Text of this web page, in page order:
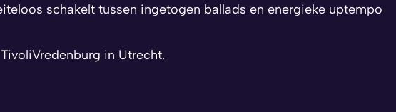
schakelt tussen ingetogen ballads en energieke uptempo
in Utrecht.